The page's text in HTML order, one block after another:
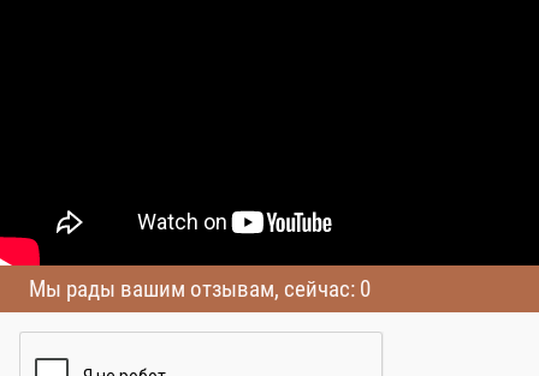
Мы рады вашим отзывам, сейчас: 0